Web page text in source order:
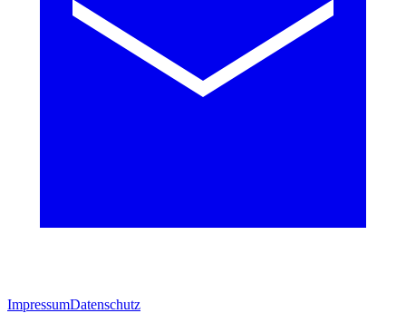
ImpressumDatenschutz